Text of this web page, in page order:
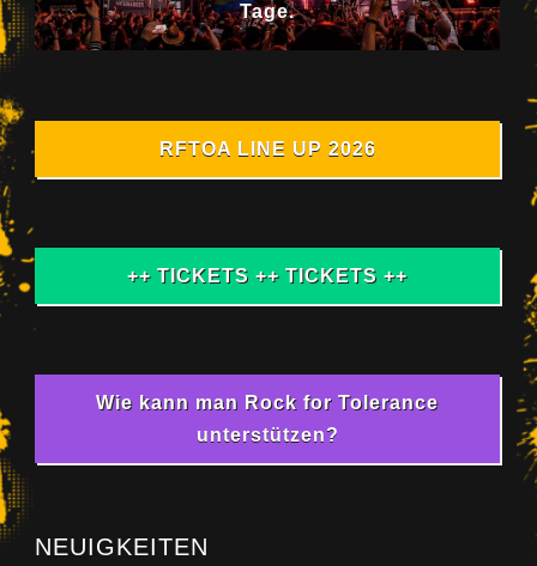
Tage.
RFTOA LINE UP 2026
++ TICKETS ++ TICKETS ++
Wie kann man Rock for Tolerance
unterstützen?
NEUIGKEITEN